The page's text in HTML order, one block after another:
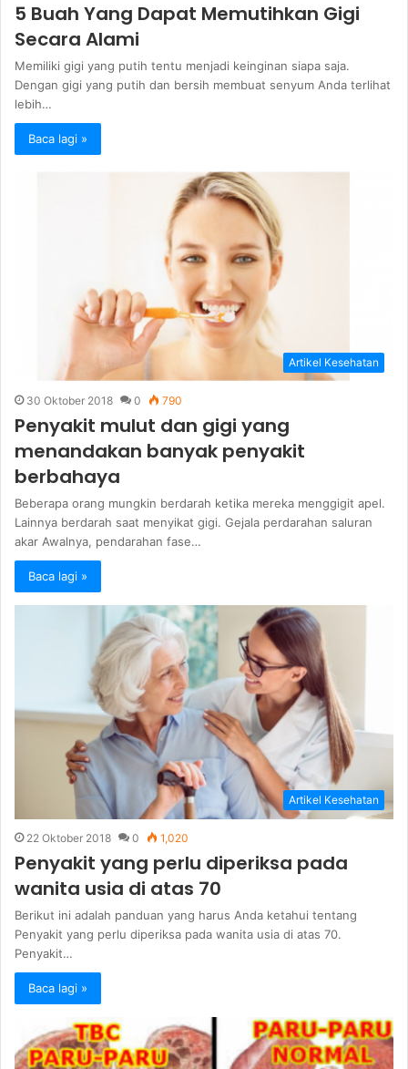
5 Buah Yang Dapat Memutihkan Gigi
Secara Alami
Memiliki gigi yang putih tentu menjadi keinginan siapa saja.
Dengan gigi yang putih dan bersih membuat senyum Anda terlihat
lebih…
Baca lagi »
Artikel Kesehatan
30 Oktober 2018 0 790
Penyakit mulut dan gigi yang
menandakan banyak penyakit
berbahaya
Beberapa orang mungkin berdarah ketika mereka menggigit apel.
Lainnya berdarah saat menyikat gigi. Gejala perdarahan saluran
akar Awalnya, pendarahan fase…
Baca lagi »
Artikel Kesehatan
22 Oktober 2018 0 1,020
Penyakit yang perlu diperiksa pada
wanita usia di atas 70
Berikut ini adalah panduan yang harus Anda ketahui tentang
Penyakit yang perlu diperiksa pada wanita usia di atas 70.
Penyakit…
Baca lagi »